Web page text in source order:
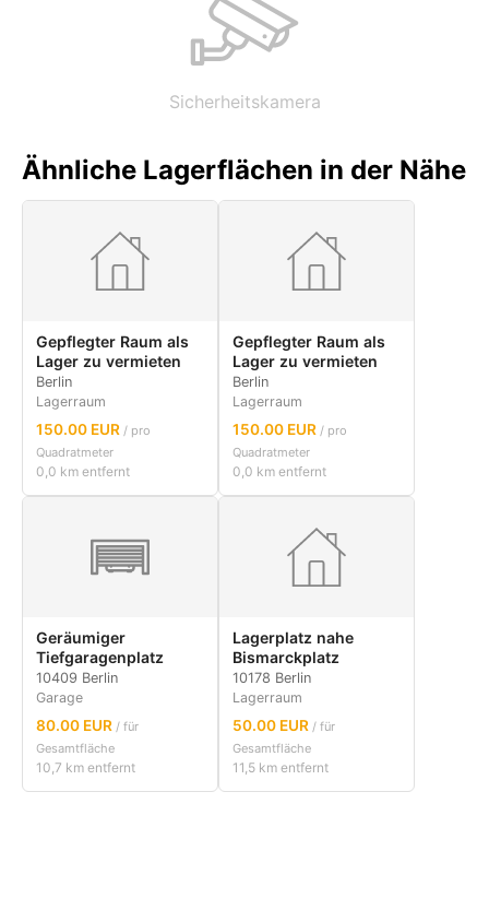
Sicherheitskamera
Ähnliche Lagerflächen in der Nähe
Gepflegter Raum als
Lager zu vermieten
Berlin
Lagerraum
150.00 EUR / pro
Quadratmeter
0,0 km entfernt
Gepflegter Raum als
Lager zu vermieten
Berlin
Lagerraum
150.00 EUR / pro
Quadratmeter
0,0 km entfernt
Geräumiger
Tiefgaragenplatz
10409 Berlin
Garage
80.00 EUR / für
Gesamtfläche
10,7 km entfernt
Lagerplatz nahe
Bismarckplatz
10178 Berlin
Lagerraum
50.00 EUR / für
Gesamtfläche
11,5 km entfernt